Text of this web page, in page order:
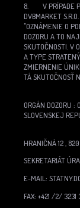
8. V PRÍPADE
DVBMARKET
"OZNÁMENIE O
DOZORU A TO
SKUTOČNOSTI. V
A TYPE
ZMIERNENIE
TÁ SKUTOČNOSŤ
ORGÁN DOZORU :
SLOVENSKEJ
HRANIČNÁ 12 ,
SEKRETARIÁT
E-MAIL:
FAX: +421 /2/ 3231